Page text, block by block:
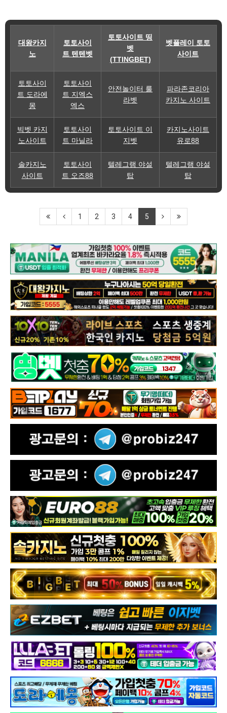
대왕카지
노
토토사이
트 텐텐벳
토토사이트 띵
벳
(TTINGBET)
벳플레이 토토
사이트
토토사이
트 도라에
몽
토토사이
트 지엑스
엑스
안전놀이터 룰
라벳
파라존코리아
카지노 사이트
빅벳 카지
노사이트
토토사이
트 마닐라
토토사이트 이
지벳
카지노사이트
유로88
솔카지노
사이트
토토사이
트 오즈88
텔레그램 야설
탑
텔레그램 야설
탑
1 2 3 4 5